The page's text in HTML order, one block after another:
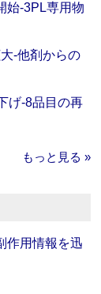
始‐3PL専用物
‐他剤からの
げ‐8品目の再
もっと見る »
作用情報を迅